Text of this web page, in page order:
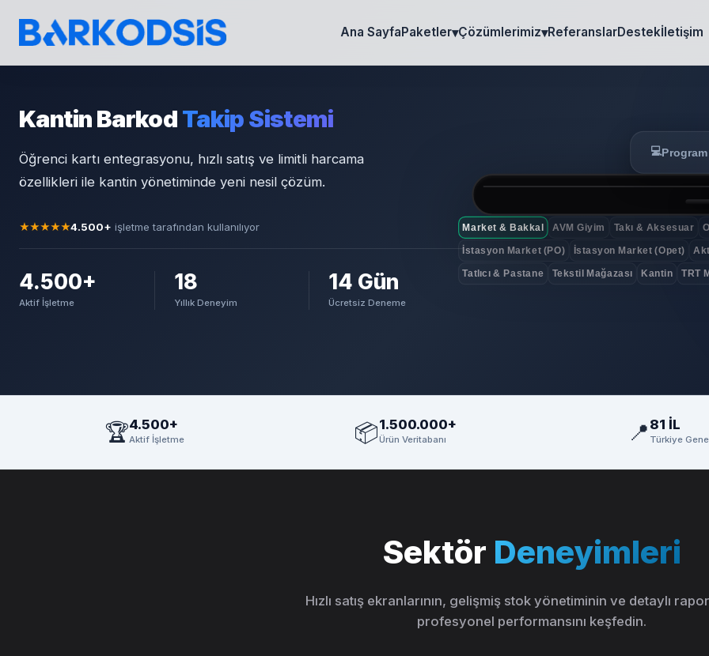
Ana SayfaPaketler Çözümlerimiz ReferanslarDestekİletişim
Kantin BarkodTakip Sistemi
Öğrenci kartı entegrasyonu, hızlı satış ve limitli harcama
özellikleri ile kantin yönetiminde yeni nesil çözüm.
★★★★★4.500+ işletme tarafından kullanılıyor
4.500+
Aktif İşletme
18
Yıllık Deneyim
14 Gün
Ücretsiz Deneme
💻
Gerçek İşletme
Barkod okuyucu ve terazi
Market & Bakkal AVM Giyim Takı & Aksesuar
İstasyon Market (PO) İstasyon Market (Opet)
Tatlıcı & Pastane Tekstil Mağazası Kantin TRT
🏆4.500+
Aktif İşletme 📦1.500.000+
Ürün Veritabanı 📍 81 İL
Türkiye
Sektör Deneyimleri
Hızlı satış ekranlarının, gelişmiş stok yönetiminin ve detaylı
profesyonel performansını keşfedin.